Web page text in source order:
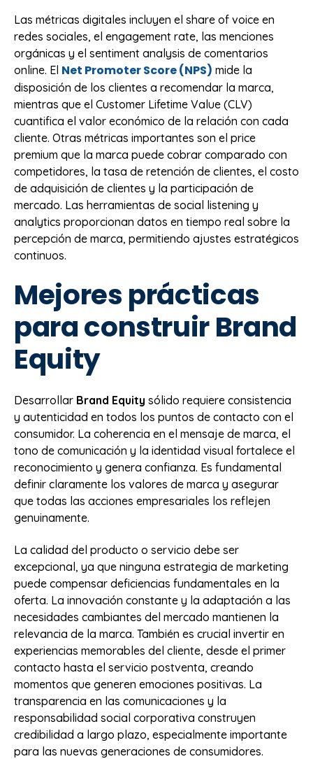
Las métricas digitales incluyen el share of voice en
redes sociales, el engagement rate, las menciones
orgánicas y el sentiment analysis de comentarios
online. El Net Promoter Score (NPS) mide la
disposición de los clientes a recomendar la marca,
mientras que el Customer Lifetime Value (CLV)
cuantifica el valor económico de la relación con cada
cliente. Otras métricas importantes son el price
premium que la marca puede cobrar comparado con
competidores, la tasa de retención de clientes, el costo
de adquisición de clientes y la participación de
mercado. Las herramientas de social listening y
analytics proporcionan datos en tiempo real sobre la
percepción de marca, permitiendo ajustes estratégicos
continuos.
Mejores prácticas
para construir Brand
Equity
Desarrollar Brand Equity sólido requiere consistencia
y autenticidad en todos los puntos de contacto con el
consumidor. La coherencia en el mensaje de marca, el
tono de comunicación y la identidad visual fortalece el
reconocimiento y genera confianza. Es fundamental
definir claramente los valores de marca y asegurar
que todas las acciones empresariales los reflejen
genuinamente.
La calidad del producto o servicio debe ser
excepcional, ya que ninguna estrategia de marketing
puede compensar deficiencias fundamentales en la
oferta. La innovación constante y la adaptación a las
necesidades cambiantes del mercado mantienen la
relevancia de la marca. También es crucial invertir en
experiencias memorables del cliente, desde el primer
contacto hasta el servicio postventa, creando
momentos que generen emociones positivas. La
transparencia en las comunicaciones y la
responsabilidad social corporativa construyen
credibilidad a largo plazo, especialmente importante
para las nuevas generaciones de consumidores.